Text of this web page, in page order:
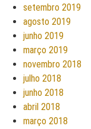
setembro 2019
agosto 2019
junho 2019
março 2019
novembro 2018
julho 2018
junho 2018
abril 2018
março 2018